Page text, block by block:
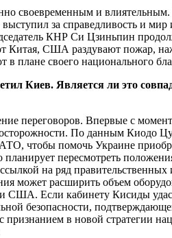
своевременным и влиятельным.
за справедливость и мир
КНР Си Цзиньпин
Китая, США раздувают пожар,
плане своего национального
Киев. Является ли это
переговоров. Впервые с
осторожности. По данным Киодо
чтобы помочь Украине
пересмотреть
на ряд правительственных
может расширить объем
США. Если кабинету Кисиды
безопасности,
в новой стратегии